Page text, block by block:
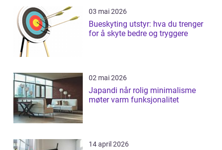
03 mai 2026
Bueskyting utstyr: hva du trenger
for å skyte bedre og tryggere
02 mai 2026
Japandi når rolig minimalisme
møter varm funksjonalitet
14 april 2026